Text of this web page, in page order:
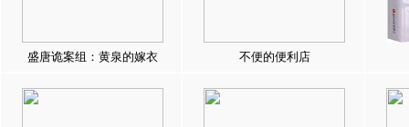
盛唐诡案组：黄泉的嫁衣 不便的便利店